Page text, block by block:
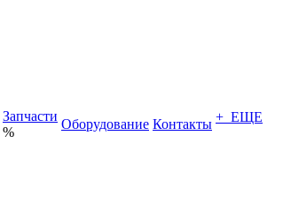
Запчасти
%
Оборудование Контакты + ЕЩЕ